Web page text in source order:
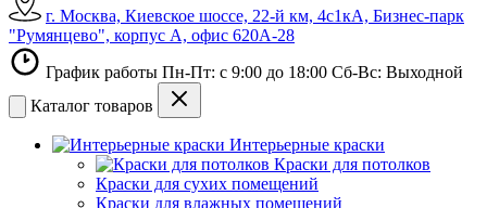
г. Москва, Киевское шоссе, 22-й км, 4с1кА, Бизнес-парк
"Румянцево", корпус А, офис 620А-28
График работы Пн-Пт: с 9:00 до 18:00 Сб-Вс: Выходной
Каталог товаров
Интерьерные краски
Краски для потолков
Краски для сухих помещений
Краски для влажных помещений